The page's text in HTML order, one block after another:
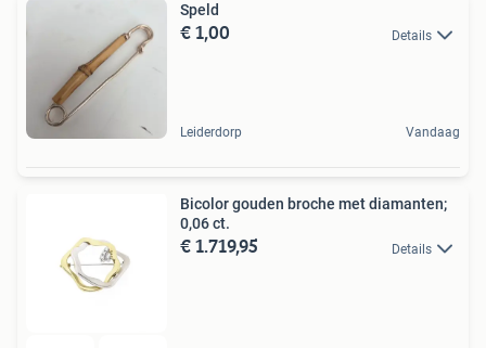
Speld
€ 1,00 Details
Leiderdorp Vandaag
Bicolor gouden broche met diamanten;
0,06 ct.
€ 1.719,95 Details